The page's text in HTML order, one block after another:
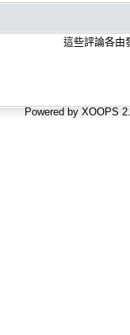
這些評論各由
Powered by XOOPS